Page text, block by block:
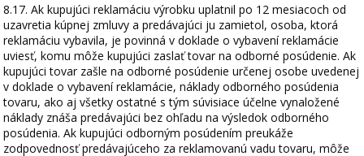
8.17. Ak kupujúci reklamáciu výrobku uplatnil po 12 mesiacoch od
uzavretia kúpnej zmluvy a predávajúci ju zamietol, osoba, ktorá
reklamáciu vybavila, je povinná v doklade o vybavení reklamácie
uviesť, komu môže kupujúci zaslať tovar na odborné posúdenie. Ak
kupujúci tovar zašle na odborné posúdenie určenej osobe uvedenej
v doklade o vybavení reklamácie, náklady odborného posúdenia
tovaru, ako aj všetky ostatné s tým súvisiace účelne vynaložené
náklady znáša predávajúci bez ohľadu na výsledok odborného
posúdenia. Ak kupujúci odborným posúdením preukáže
zodpovednosť predávajúceho za reklamovanú vadu tovaru, môže